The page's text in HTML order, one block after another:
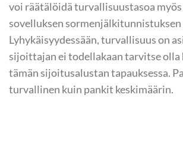
voi räätälöidä turvallisuustasoa
sovelluksen sormenjälkitunnistuksen
Lyhykäisyydessään, turvallisuus on
sijoittajan ei todellakaan tarvitse olla
tämän sijoitusalustan tapauksessa.
turvallinen kuin pankit keskimäärin.